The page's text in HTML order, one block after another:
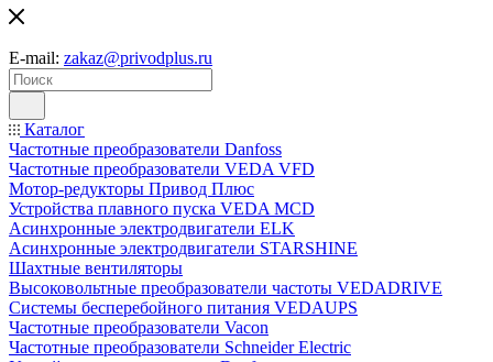
E-mail: zakaz@privodplus.ru
Каталог
Частотные преобразователи Danfoss
Частотные преобразователи VEDA VFD
Мотор-редукторы Привод Плюс
Устройства плавного пуска VEDA MCD
Асинхронные электродвигатели ELK
Асинхронные электродвигатели STARSHINE
Шахтные вентиляторы
Высоковольтные преобразователи частоты VEDADRIVE
Системы бесперебойного питания VEDAUPS
Частотные преобразователи Vacon
Частотные преобразователи Schneider Electric